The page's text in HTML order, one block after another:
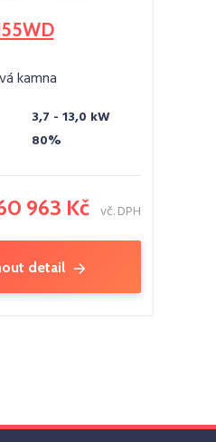
kamna
3,7 - 13,0 kW
80%
963 Kč vč. DPH
detail